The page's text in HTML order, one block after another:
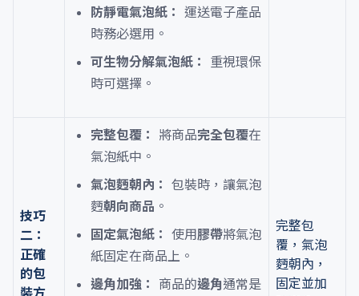
防靜電氣泡紙： 運送電子產品
時務必選用。
可生物分解氣泡紙：
重視環保
時可選擇。
技巧
二：
正確
的包
裝方
完整包覆： 將商品完全包覆在
氣泡紙中。
氣泡麪朝內： 包裝時，讓氣泡
麪朝向商品 。
固定氣泡紙： 使用膠帶將氣泡
紙固定在商品上。
邊角加強：
商品的邊角通常是
完整包
覆，氣泡
麪朝內，
固定並加